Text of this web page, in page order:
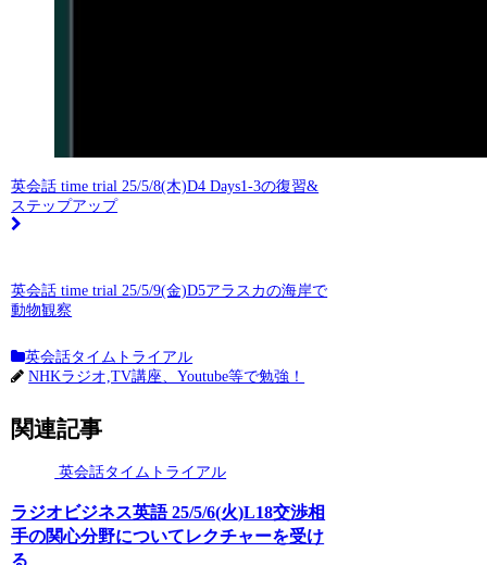
英会話 time trial 25/5/8(木)D4 Days1-3の復習&
ステップアップ
英会話 time trial 25/5/9(金)D5アラスカの海岸で
動物観察
英会話タイムトライアル
NHKラジオ,TV講座、Youtube等で勉強！
関連記事
英会話タイムトライアル
ラジオビジネス英語 25/5/6(火)L18交渉相
手の関心分野についてレクチャーを受け
る